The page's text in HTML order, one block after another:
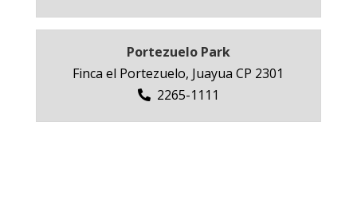
Portezuelo Park
Finca el Portezuelo, Juayua CP 2301
2265-1111